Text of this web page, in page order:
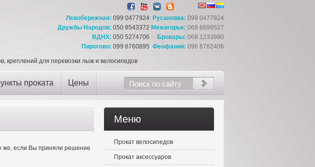
Левобережная: 099 0477924
Дружбы Народов: 050 8543372
ВДНХ: 050 5274706
Пирогово: 099 6760895
Русановка: 099 0477924
Межигорье: 068 6699527
Бровары: 068 1233980
Феофания: 096 8782406
креплений для перевозки лыж и велосипедов
проката Цены
же, если Вы приняли решение
Меню
Прокат велосипедов
Прокат аксессуаров